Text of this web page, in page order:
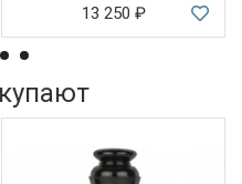
13 250 ₽